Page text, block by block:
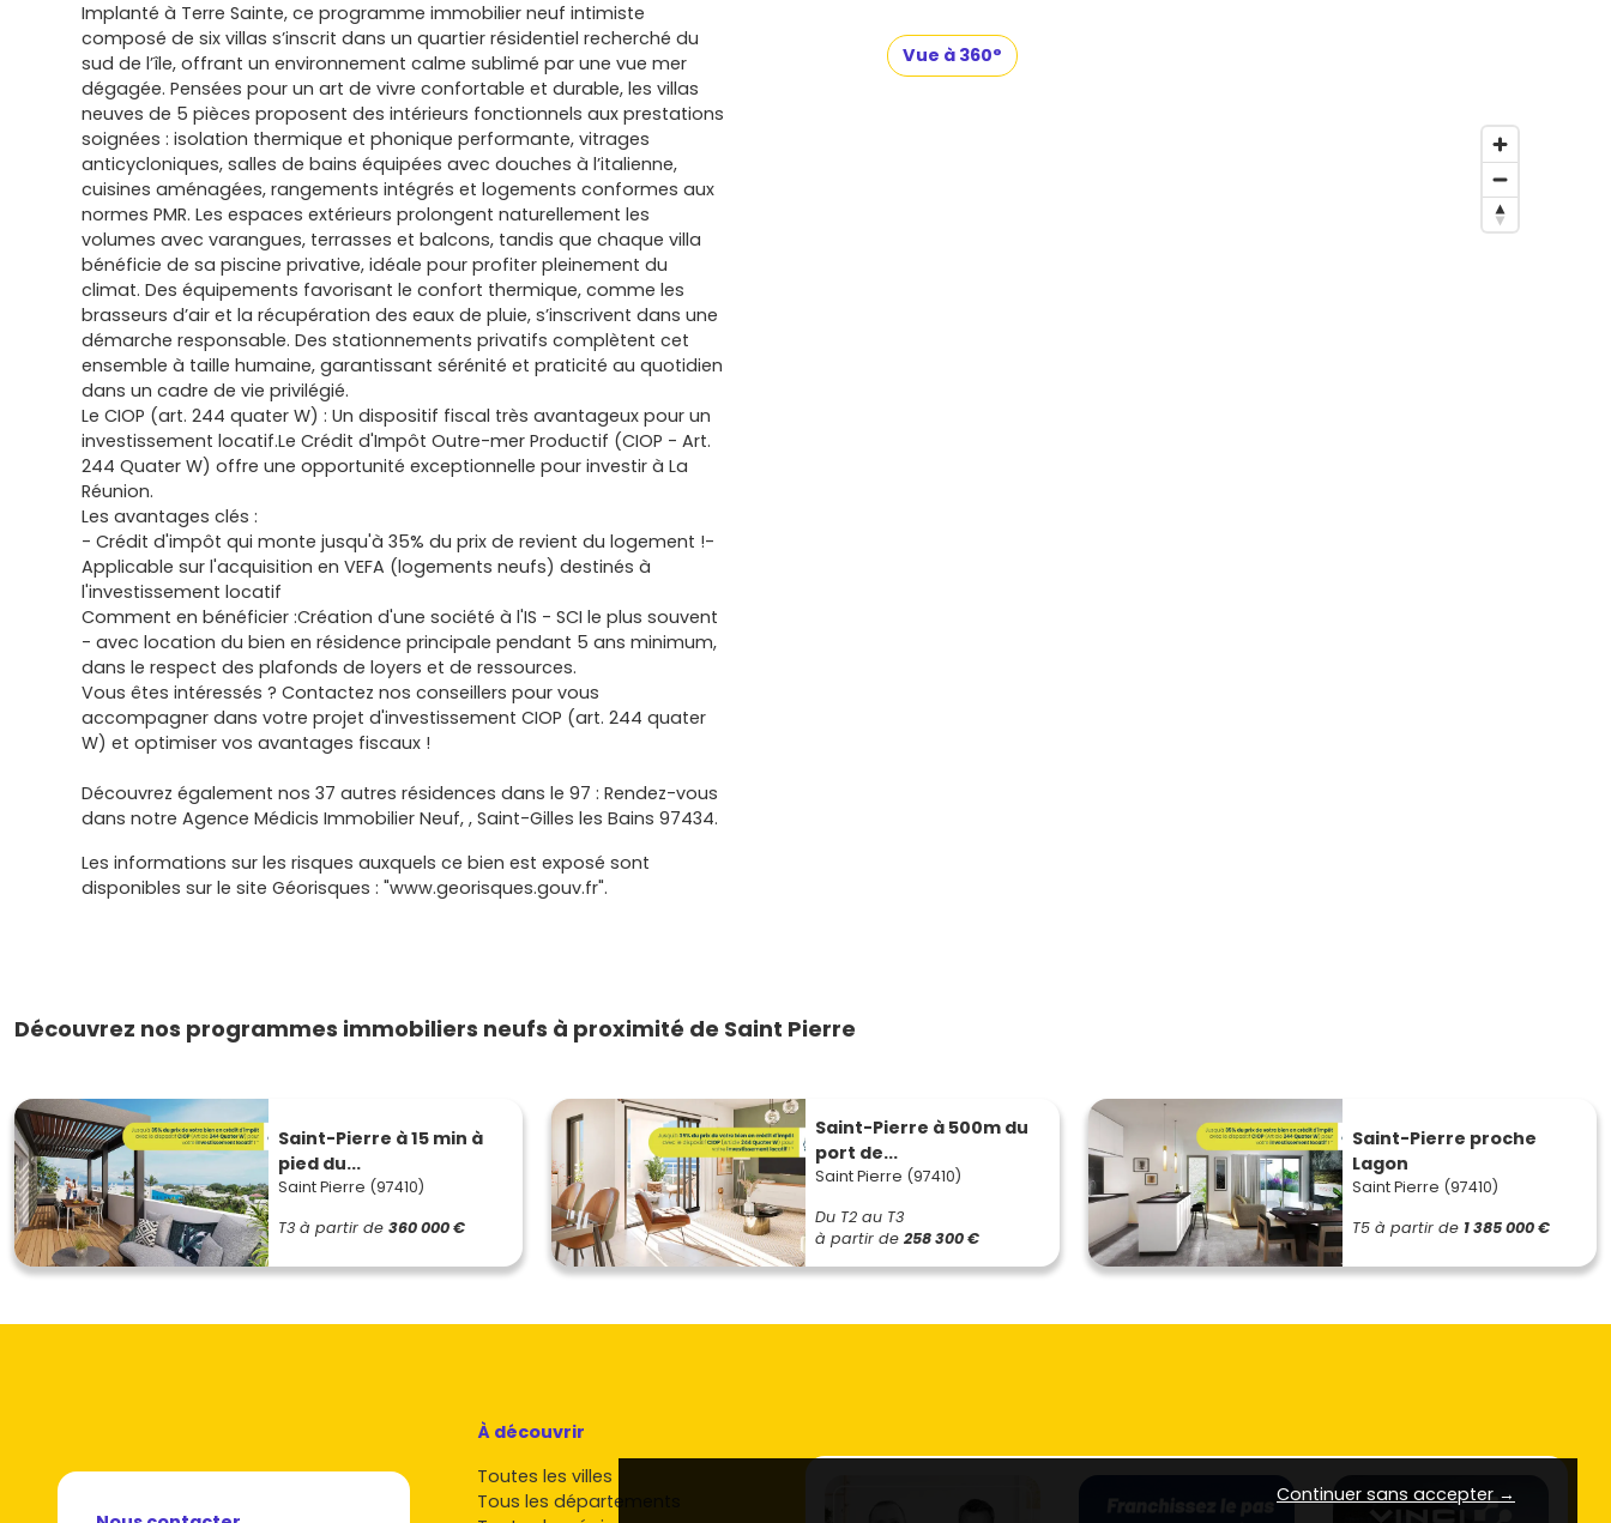
Implanté à Terre Sainte, ce programme immobilier neuf intimiste
composé de six villas s’inscrit dans un quartier résidentiel recherché du
sud de l’île, offrant un environnement calme sublimé par une vue mer
dégagée. Pensées pour un art de vivre confortable et durable, les villas
neuves de 5 pièces proposent des intérieurs fonctionnels aux prestations
soignées : isolation thermique et phonique performante, vitrages
anticycloniques, salles de bains équipées avec douches à l’italienne,
cuisines aménagées, rangements intégrés et logements conformes aux
normes PMR. Les espaces extérieurs prolongent naturellement les
volumes avec varangues, terrasses et balcons, tandis que chaque villa
bénéficie de sa piscine privative, idéale pour profiter pleinement du
climat. Des équipements favorisant le confort thermique, comme les
brasseurs d’air et la récupération des eaux de pluie, s’inscrivent dans une
démarche responsable. Des stationnements privatifs complètent cet
ensemble à taille humaine, garantissant sérénité et praticité au quotidien
dans un cadre de vie privilégié.
Le CIOP (art. 244 quater W) : Un dispositif fiscal très avantageux pour un
investissement locatif.Le Crédit d'Impôt Outre-mer Productif (CIOP - Art.
244 Quater W) offre une opportunité exceptionnelle pour investir à La
Réunion.
Les avantages clés :
- Crédit d'impôt qui monte jusqu'à 35% du prix de revient du logement !-
Applicable sur l'acquisition en VEFA (logements neufs) destinés à
l'investissement locatif
Comment en bénéficier :Création d'une société à l'IS - SCI le plus souvent
- avec location du bien en résidence principale pendant 5 ans minimum,
dans le respect des plafonds de loyers et de ressources.
Vous êtes intéressés ? Contactez nos conseillers pour vous
accompagner dans votre projet d'investissement CIOP (art. 244 quater
W) et optimiser vos avantages fiscaux !
Découvrez également nos 37 autres résidences dans le 97 : Rendez-vous
dans notre Agence Médicis Immobilier Neuf, , Saint-Gilles les Bains 97434.
Les informations sur les risques auxquels ce bien est exposé sont
disponibles sur le site Géorisques : "www.georisques.gouv.fr".
Vue à 360°
Découvrez nos programmes immobiliers neufs à proximité de Saint Pierre
Saint-Pierre à 15 min à
pied du...
Saint Pierre (97410)
T3 à partir de 360 000 €
Saint-Pierre à 500m du
port de...
Saint Pierre (97410)
Du T2 au T3
à partir de 258 300 €
Saint-Pierre proche
Lagon
Saint Pierre (97410)
T5 à partir de 1 385 000 €
À découvrir
Toutes les villes
Tous les départements
Continuer sans accepter →